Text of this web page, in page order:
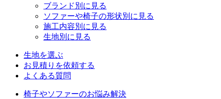
ブランド別に見る
ソファーや椅子の形状別に見る
施工内容別に見る
生地別に見る
生地を選ぶ
お見積りを依頼する
よくある質問
椅子やソファーのお悩み解決